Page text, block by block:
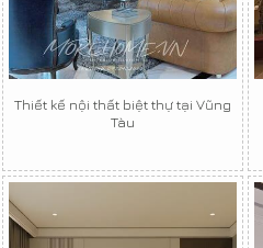
Thiết kế nội thất biệt thự tại Vũng
Tàu